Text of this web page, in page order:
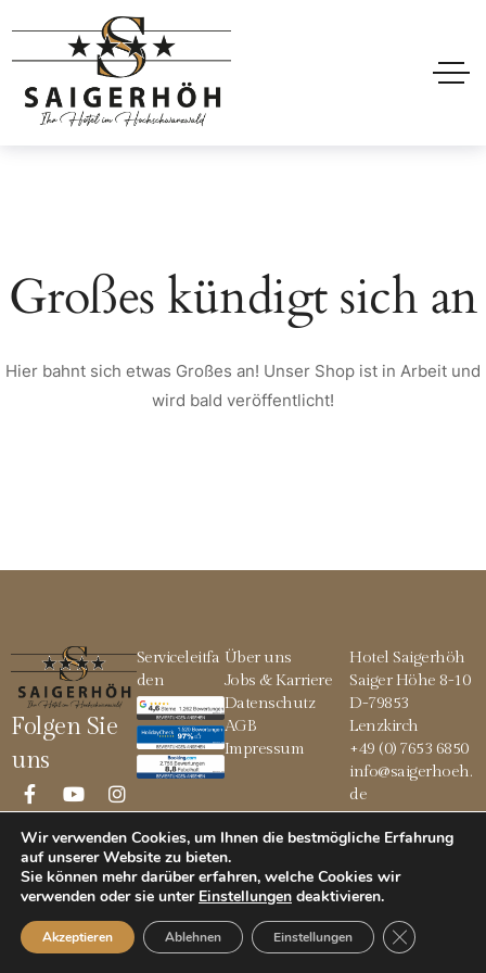
Großes kündigt sich an
Hier bahnt sich etwas Großes an! Unser Shop ist in Arbeit und
wird bald veröffentlicht!
Folgen Sie
uns
Serviceleitfa
den
Über uns
Jobs & Karriere
Datenschutz
AGB
Impressum
Hotel Saigerhöh
Saiger Höhe 8-10
D-79853
Lenzkirch
+49 (0) 7653 6850
info@saigerhoeh.
de
© 2026 Saigerhöh
Wir verwenden Cookies, um Ihnen die bestmögliche Erfahrung
auf unserer Website zu bieten.
Sie können mehr darüber erfahren, welche Cookies wir
verwenden oder sie unter Einstellungen deaktivieren.
Akzeptieren Ablehnen Einstellungen GDPR